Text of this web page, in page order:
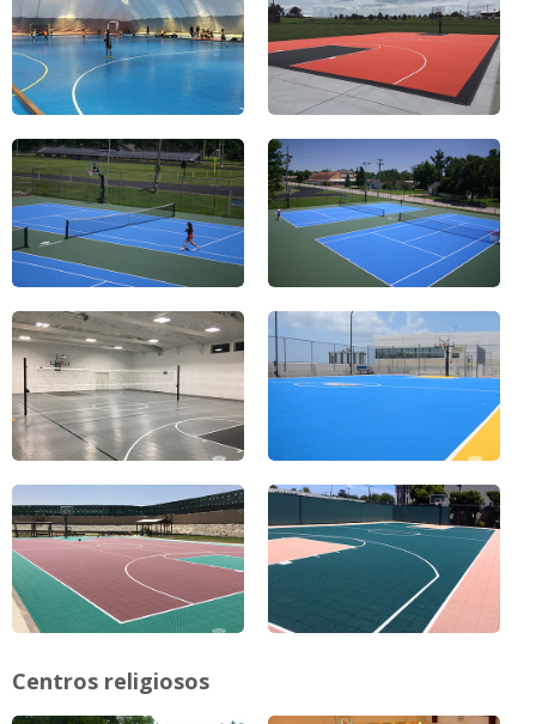
Centros religiosos